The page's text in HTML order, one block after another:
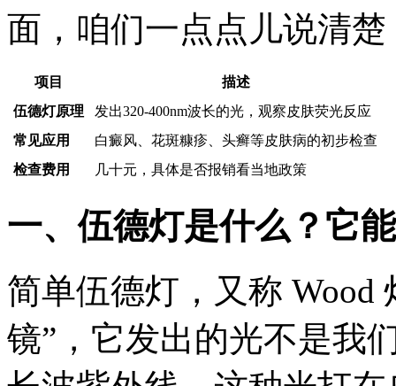
面，咱们一点点儿说清
项目
描述
伍德灯原理
发出320-400nm波长的光，观察皮肤荧光反应
常见应用
白癜风、花斑糠疹、头癣等皮肤病的初步检查
检查费用
几十元，具体是否报销看当地政策
一、伍德灯是什么？它
简单伍德灯，又称 Wood
镜”，它发出的光不是我